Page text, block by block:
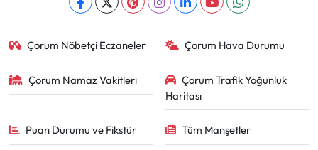
Çorum Nöbetçi Eczaneler Çorum Hava Durumu
Çorum Namaz Vakitleri
Çorum Trafik Yoğunluk
Haritası
Puan Durumu ve Fikstür Tüm Manşetler